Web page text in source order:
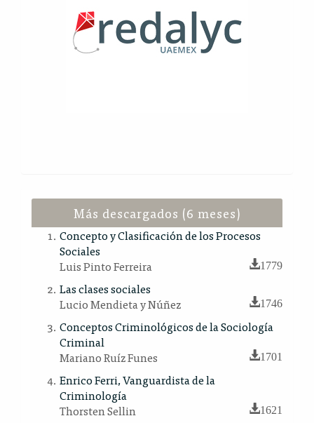
Más descargados (6 meses)
Concepto y Clasificación de los Procesos
Sociales
Luis Pinto Ferreira
1779
Las clases sociales
Lucio Mendieta y Núñez
1746
Conceptos Criminológicos de la Sociología
Criminal
Mariano Ruíz Funes
1701
Enrico Ferri, Vanguardista de la
Criminología
Thorsten Sellin
1621